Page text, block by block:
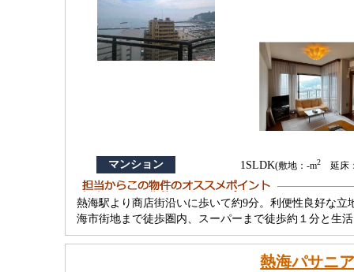
マンション 1SLDK(敷地：-m2延床
熱海駅より商店街沿いに歩いて約9分。利便性良好な
海市街地まで徒歩圏内、スーパーまで徒歩約１分と生
熱海パサニ